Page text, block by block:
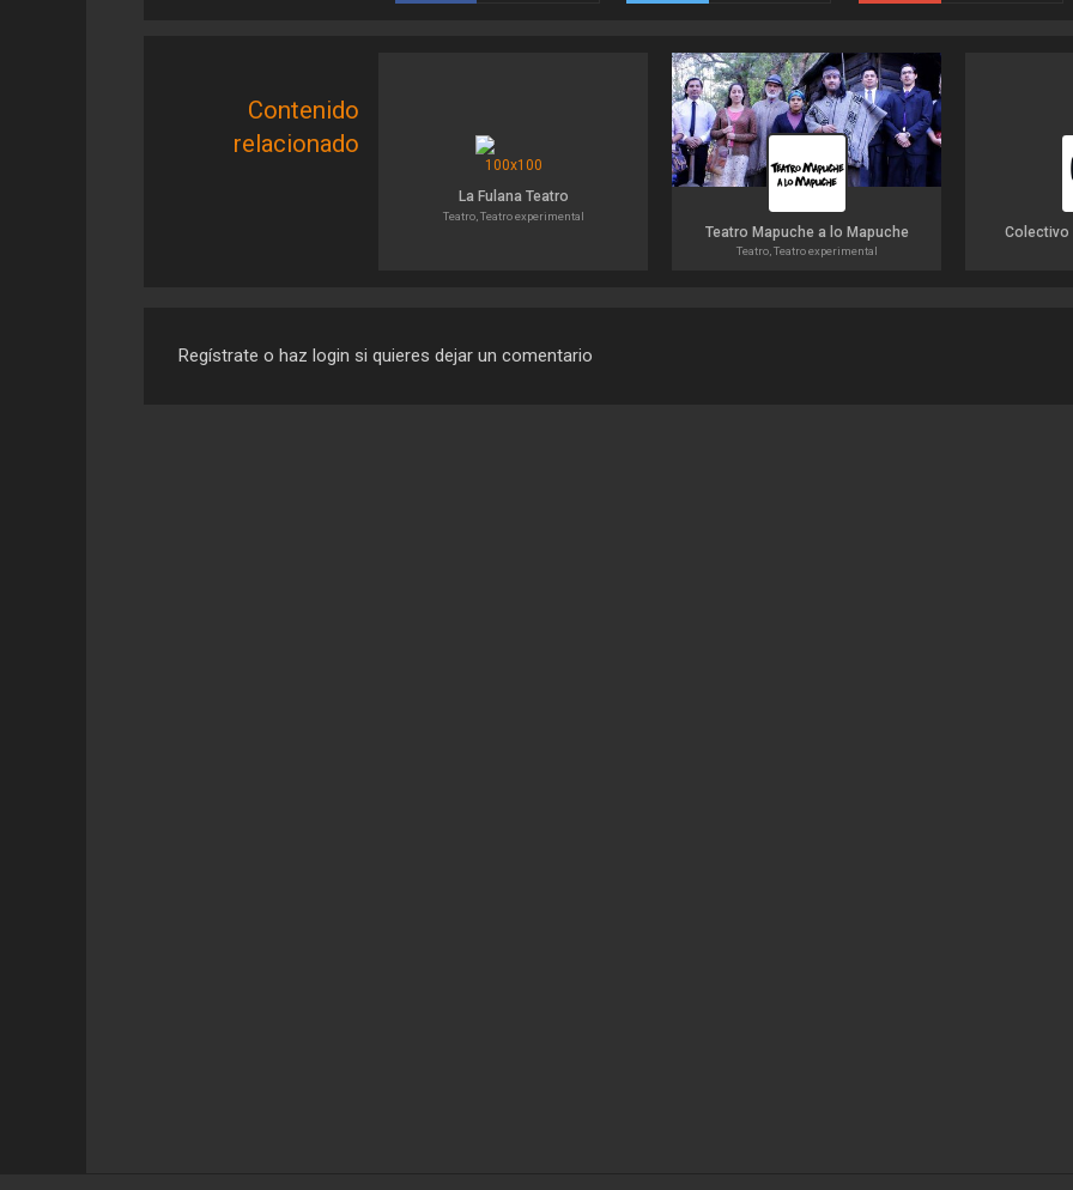
Contenido
relacionado
La Fulana Teatro
Teatro, Teatro experimental
Teatro Mapuche a lo Mapuche
Teatro, Teatro experimental
Colectivo
Regístrate o haz login si quieres dejar un comentario